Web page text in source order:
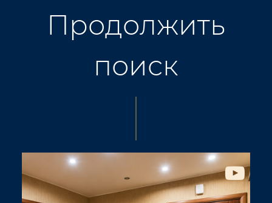
Продолжить
поиск